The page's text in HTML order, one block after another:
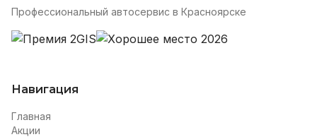
Профессиональный автосервис в Красноярске
Навигация
Главная
Акции